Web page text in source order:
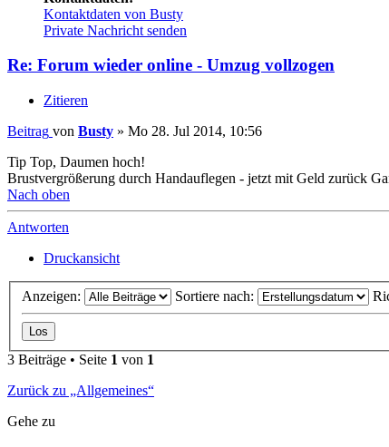
Kontaktdaten von Busty
Private Nachricht senden
Re: Forum wieder online - Umzug vollzogen
Zitieren
Beitrag von Busty » Mo 28. Jul 2014, 10:56
Tip Top, Daumen hoch!
Brustvergrößerung durch Handauflegen - jetzt mit Geld zurück
Nach oben
Antworten
Druckansicht
Anzeigen: Sortiere nach:
3 Beiträge • Seite 1 von 1
Zurück zu „Allgemeines“
Gehe zu